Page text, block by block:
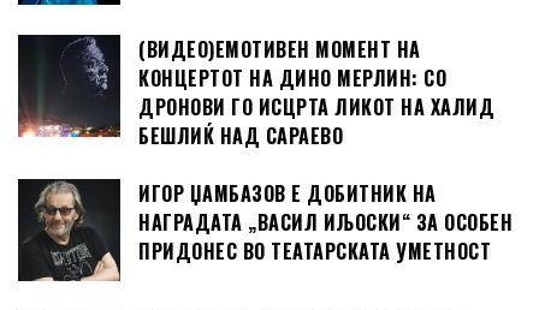
(ВИДЕО)ЕМОТИВЕН МОМЕНТ НА
КОНЦЕРТОТ НА ДИНО МЕРЛИН: СО
ДРОНОВИ ГО ИСЦРТА ЛИКОТ НА ХАЛИД
БЕШЛИЌ НАД САРАЕВО
ИГОР ЏАМБАЗОВ Е ДОБИТНИК НА
НАГРАДАТА „ВАСИЛ ИЉОСКИ“ ЗА ОСОБЕН
ПРИДОНЕС ВО ТЕАТАРСКАТА УМЕТНОСТ